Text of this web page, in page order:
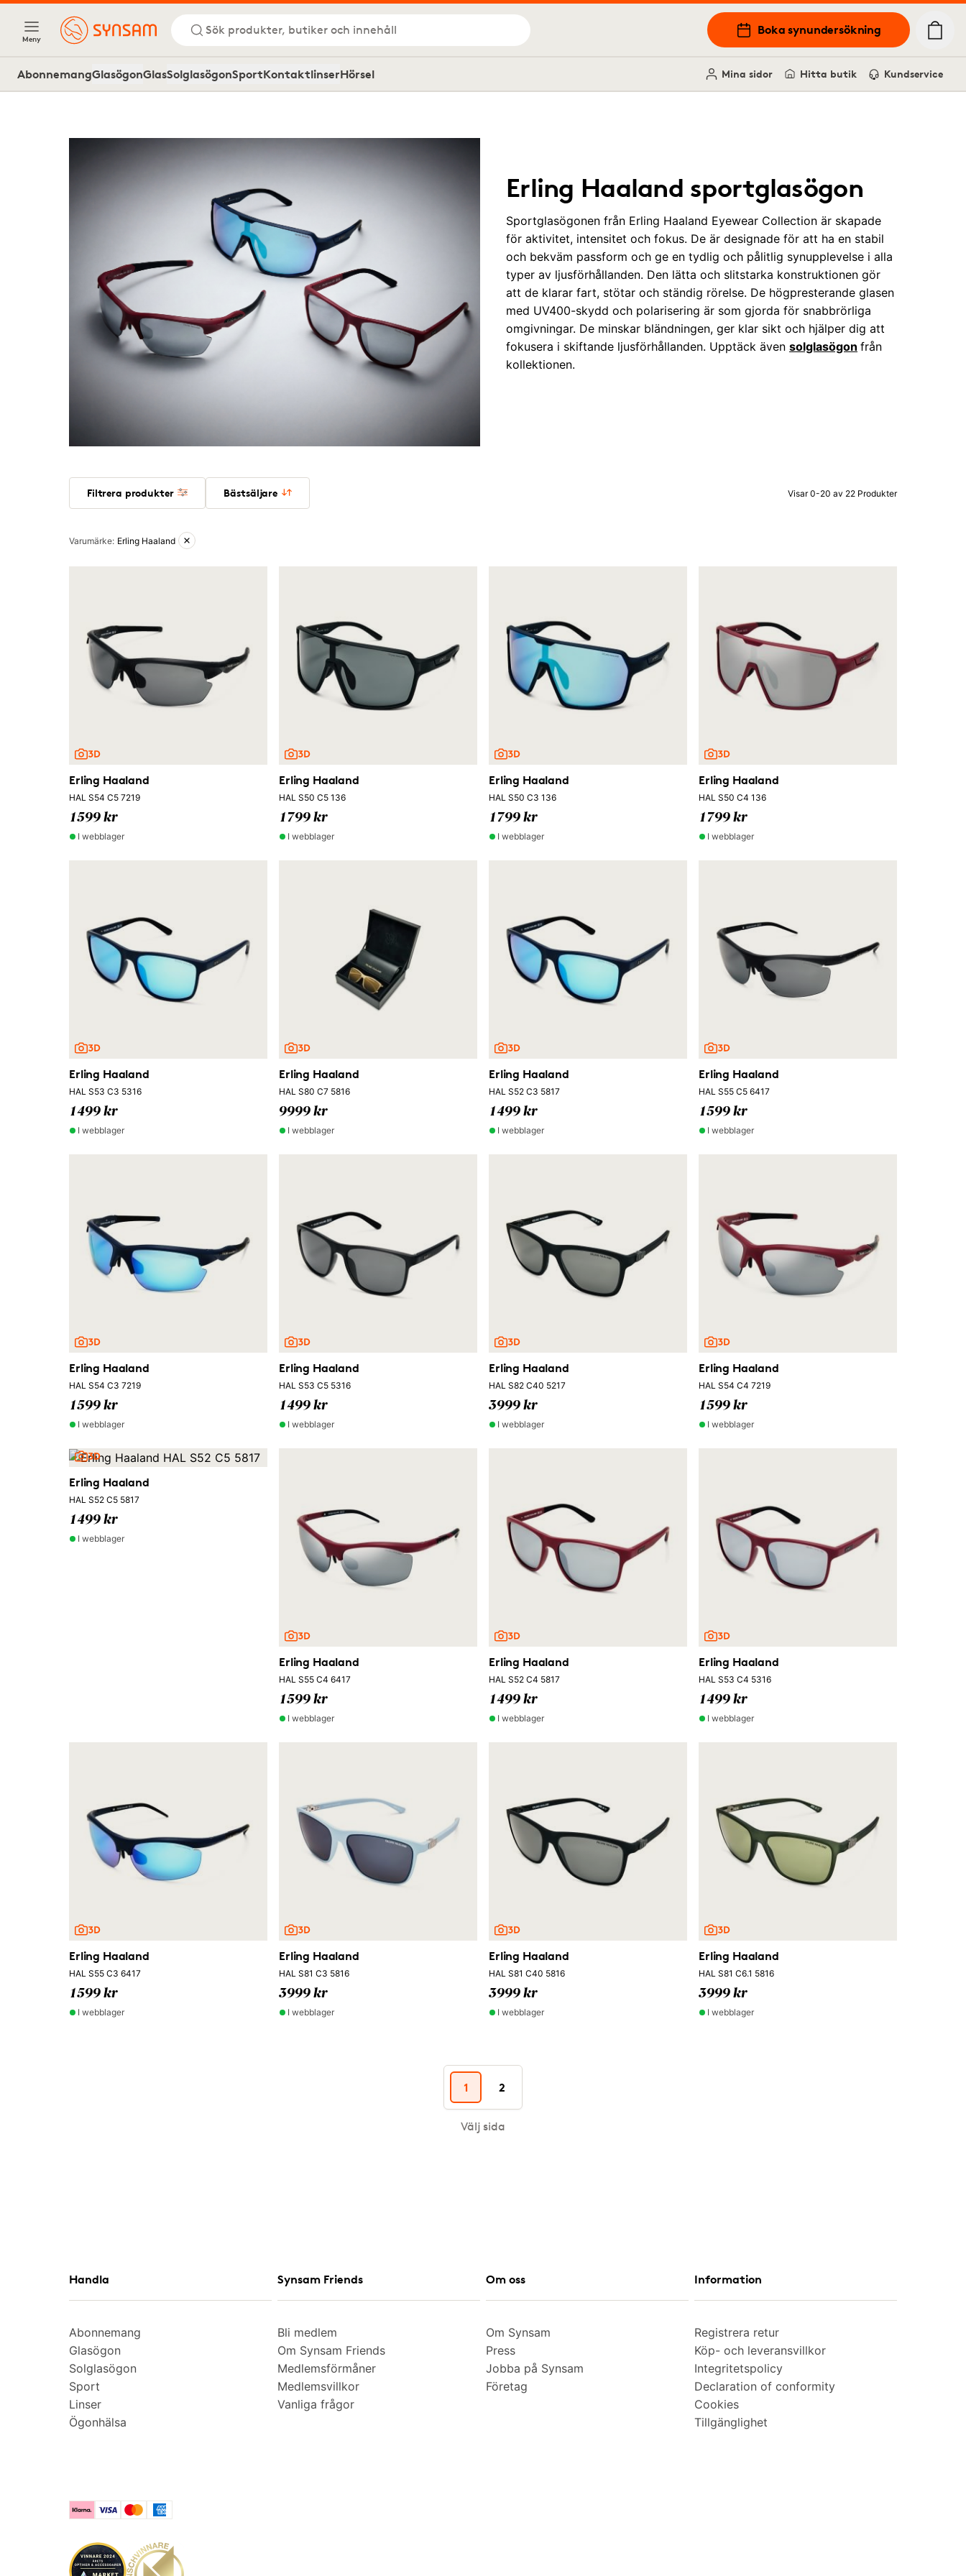
Meny
Sök produkter, butiker och innehåll Boka synundersökning
AbonnemangGlasögonGlasSolglasögonSportKontaktlinserHörsel Mina sidor Hitta butik Kundservice
Erling Haaland sportglasögon
Sportglasögonen från Erling Haaland Eyewear Collection är skapade
för aktivitet, intensitet och fokus. De är designade för att ha en stabil
och bekväm passform och ge en tydlig och pålitlig synupplevelse i alla
typer av ljusförhållanden. Den lätta och slitstarka konstruktionen gör
att de klarar fart, stötar och ständig rörelse. De högpresterande glasen
med UV400-skydd och polarisering är som gjorda för snabbrörliga
omgivningar. De minskar bländningen, ger klar sikt och hjälper dig att
fokusera i skiftande ljusförhållanden. Upptäck även solglasögon från
kollektionen.
Filtrera produkter Bästsäljare Visar 0-20 av 22 Produkter
Aktiva filter
Varumärke: Erling Haaland
Erling Haaland
HAL S54 C5 7219
1599 kr
I webblager
Erling Haaland
HAL S50 C5 136
1799 kr
I webblager
Erling Haaland
HAL S50 C3 136
1799 kr
I webblager
Erling Haaland
HAL S50 C4 136
1799 kr
I webblager
Erling Haaland
HAL S53 C3 5316
1499 kr
I webblager
Erling Haaland
HAL S80 C7 5816
9999 kr
I webblager
Erling Haaland
HAL S52 C3 5817
1499 kr
I webblager
Erling Haaland
HAL S55 C5 6417
1599 kr
I webblager
Erling Haaland
HAL S54 C3 7219
1599 kr
I webblager
Erling Haaland
HAL S53 C5 5316
1499 kr
I webblager
Erling Haaland
HAL S82 C40 5217
3999 kr
I webblager
Erling Haaland
HAL S54 C4 7219
1599 kr
I webblager
Erling Haaland
HAL S52 C5 5817
1499 kr
I webblager
Erling Haaland
HAL S55 C4 6417
1599 kr
I webblager
Erling Haaland
HAL S52 C4 5817
1499 kr
I webblager
Erling Haaland
HAL S53 C4 5316
1499 kr
I webblager
Erling Haaland
HAL S55 C3 6417
1599 kr
I webblager
Erling Haaland
HAL S81 C3 5816
3999 kr
I webblager
Erling Haaland
HAL S81 C40 5816
3999 kr
I webblager
Erling Haaland
HAL S81 C6.1 5816
3999 kr
I webblager
1 2
Välj sida
Handla
Abonnemang
Glasögon
Solglasögon
Sport
Linser
Ögonhälsa
Synsam Friends
Bli medlem
Om Synsam Friends
Medlemsförmåner
Medlemsvillkor
Vanliga frågor
Om oss
Om Synsam
Press
Jobba på Synsam
Företag
Information
Registrera retur
Köp- och leveransvillkor
Integritetspolicy
Declaration of conformity
Cookies
Tillgänglighet
KlarnaVisa MastercardAmerican Express